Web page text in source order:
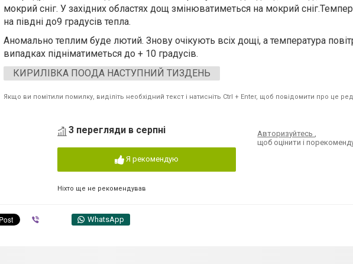
мокрий сніг. У західних областях дощ змінюватиметься на мокрий
на півдні до9 градусів тепла.
Аномально теплим буде лютий. Знову очікують всіх дощі, а температура
випадках підніматиметься до + 10 градусів.
КИРИЛІВКА ПООДА НАСТУПНИЙ ТИЗДЕНЬ
Якщо ви помітили помилку, виділіть необхідний текст і натисніть Ctrl + Enter, щоб повідомити про це
3 перегляди в серпні
Я рекомендую
Ніхто ще не рекомендував
Авторизуйтесь,
щоб оцінити і
WhatsApp